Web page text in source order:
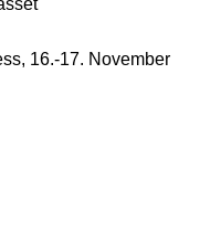
16.-17. November